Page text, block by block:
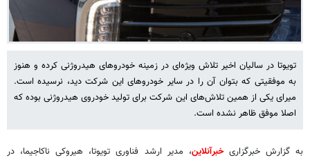
تویوتا در سالیان اخیر تلاش ویژه‌ای در زمینه خودروهای هیدروژنی کرده و هنوز
به موفقیتی که بتوان آن را در سایر خودروهای این شرکت دید، نرسیده است.
میرای یکی از همین تلاش‌های این شرکت برای تولید خودروی هیدروژنی بوده که
اصلا موفق ظاهر نشده است.
به گزارش خبرگزاریخبرآنلاین، مدیر ارشد فناوری تویوتا، هیروکی ناکاجیما، در